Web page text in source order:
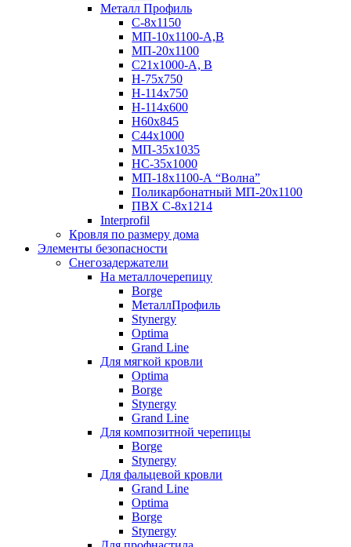
Металл Профиль
С-8х1150
МП-10x1100-А,В
МП-20х1100
С21х1000-А, В
H-75х750
Н-114х750
Н-114х600
Н60х845
С44х1000
МП-35х1035
НС-35х1000
МП-18х1100-А “Волна”
Поликарбонатный МП-20х1100
ПВХ С-8х1214
Interprofil
Кровля по размеру дома
Элементы безопасности
Снегозадержатели
На металлочерепицу
Borge
МеталлПрофиль
Stynergy
Optima
Grand Line
Для мягкой кровли
Optima
Borge
Stynergy
Grand Line
Для композитной черепицы
Borge
Stynergy
Для фальцевой кровли
Grand Line
Optima
Borge
Stynergy